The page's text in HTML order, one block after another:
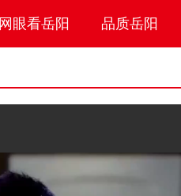
网眼看岳阳 品质岳阳